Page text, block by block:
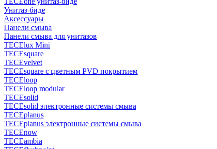
Унитаз-биде
Аксессуары
Панели смыва
Панели смыва для унитазов
TECElux Mini
TECEsquare
TECEvelvet
TECEsquare с цветным PVD покрытием
TECEloop
TECEloop modular
TECEsolid
TECEsolid электронные системы смыва
TECEplanus
TECEplanus электронные системы смыва
TECEnow
TECEambia